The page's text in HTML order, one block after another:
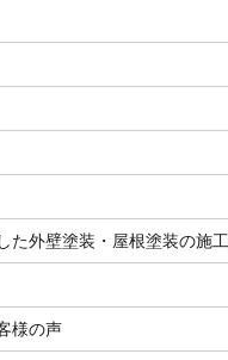
た外壁塗装・屋根塗装の施
様の声